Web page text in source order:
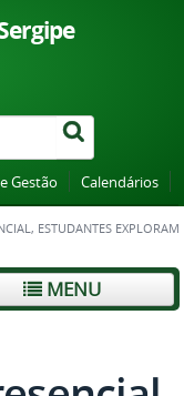
Gestão Calendários
ESTUDANTES EXPLORAM
MENU